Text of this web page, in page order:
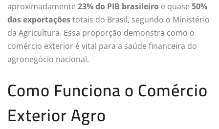
aproximadamente 23% do PIB brasileiro e quase 50%
das exportaçõestotais do Brasil, segundo o Ministério
da Agricultura. Essa proporção demonstra como o
comércio exterior é vital para a saúde financeira do
agronegócio nacional.
Como Funciona o Comércio
Exterior Agro